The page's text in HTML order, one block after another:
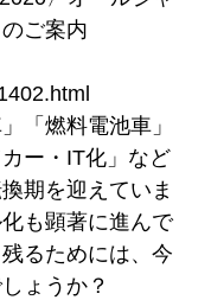
ご案内
「燃料電池車」
ー・IT化」など
期を迎えていま
も顕著に進んで
るためには、今
ょうか？